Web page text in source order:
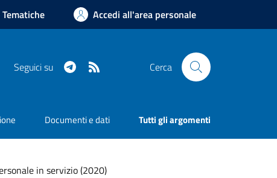
Accedi all'area personale
Seguici su Telegram Cerca
Documenti e dati Tutti gli argomenti
in servizio (2020)